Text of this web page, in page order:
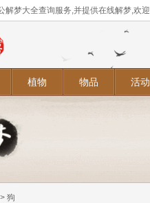
梦大全查询服务,并提供在线解梦,欢
植物 物品 活动
> 狗